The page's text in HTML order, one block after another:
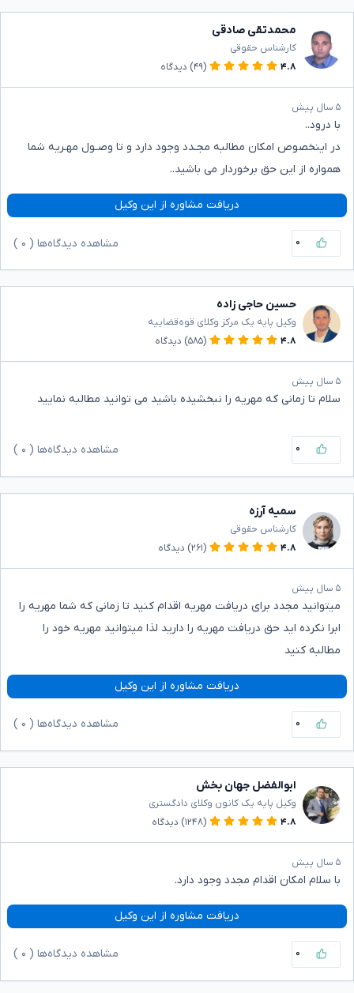
محمدتقی صادقی
کارشناس حقوقی
۴.۸
(۴۹) دیدگاه
۵ سال پیش
با درود..
در اینخصوص امکان مطالبه مجـدد وجود دارد و تا وصـول مهـریه شما
همواره از این حق برخوردار می باشید..
دریافت مشاوره از این وکیل
۰ مشاهده دیدگاه‌ها ( ۰
حسین حاجی زاده
وکیل پایه یک مرکز وکلای قوه‌قضاییه
۴.۸
(۵۸۵) دیدگاه
۵ سال پیش
سلام تا زمانی که مهریه را نبخشیده باشید می توانید مطالبه نمایید
۰ مشاهده دیدگاه‌ها ( ۰
سمیه آرزه
کارشناس حقوقی
۴.۸
(۲۶۱) دیدگاه
۵ سال پیش
میتوانید مجدد برای دریافت مهریه اقدام کنید تا زمانی که شما مهریه را
ابرا نکرده اید حق دریافت مهریه را دارید لذا میتوانید مهریه خود را
مطالبه کنید
دریافت مشاوره از این وکیل
۰ مشاهده دیدگاه‌ها ( ۰
ابوالفضل جهان بخش
وکیل پایه یک کانون وکلای دادگستری
۴.۸
(۱۲۴۸) دیدگاه
۵ سال پیش
با سلام امکان اقدام مجدد وجود دارد.
دریافت مشاوره از این وکیل
۰ مشاهده دیدگاه‌ها ( ۰